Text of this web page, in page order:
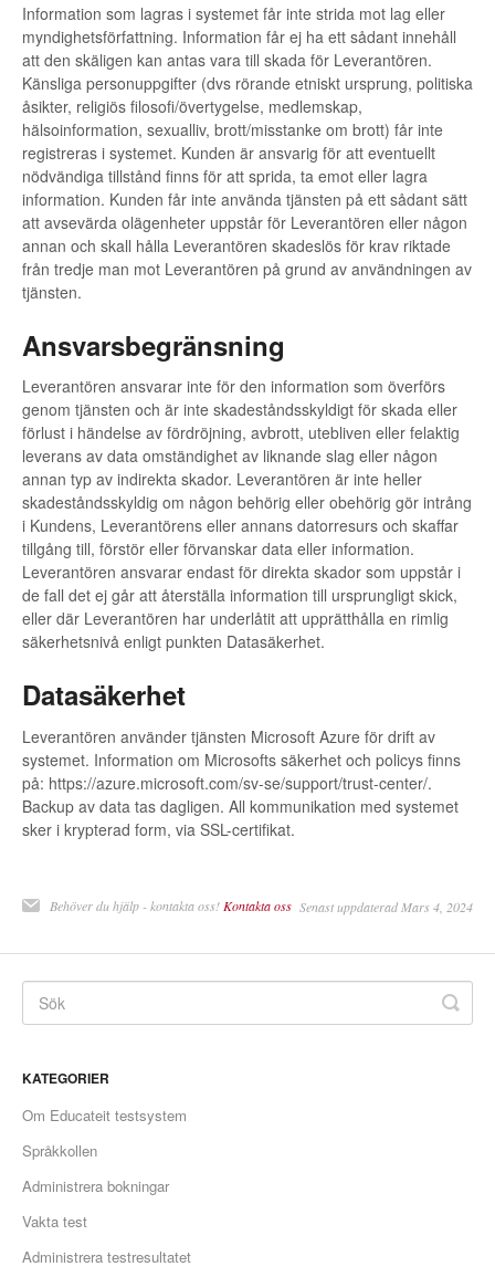
Information som lagras i systemet får inte strida mot lag eller
myndighetsförfattning. Information får ej ha ett sådant innehåll
att den skäligen kan antas vara till skada för Leverantören.
Känsliga personuppgifter (dvs rörande etniskt ursprung, politiska
åsikter, religiös filosofi/övertygelse, medlemskap,
hälsoinformation, sexualliv, brott/misstanke om brott) får inte
registreras i systemet. Kunden är ansvarig för att eventuellt
nödvändiga tillstånd finns för att sprida, ta emot eller lagra
information. Kunden får inte använda tjänsten på ett sådant sätt
att avsevärda olägenheter uppstår för Leverantören eller någon
annan och skall hålla Leverantören skadeslös för krav riktade
från tredje man mot Leverantören på grund av användningen av
tjänsten.
Ansvarsbegränsning
Leverantören ansvarar inte för den information som överförs
genom tjänsten och är inte skadeståndsskyldigt för skada eller
förlust i händelse av fördröjning, avbrott, utebliven eller felaktig
leverans av data omständighet av liknande slag eller någon
annan typ av indirekta skador. Leverantören är inte heller
skadeståndsskyldig om någon behörig eller obehörig gör intrång
i Kundens, Leverantörens eller annans datorresurs och skaffar
tillgång till, förstör eller förvanskar data eller information.
Leverantören ansvarar endast för direkta skador som uppstår i
de fall det ej går att återställa information till ursprungligt skick,
eller där Leverantören har underlåtit att upprätthålla en rimlig
säkerhetsnivå enligt punkten Datasäkerhet.
Datasäkerhet
Leverantören använder tjänsten Microsoft Azure för drift av
systemet. Information om Microsofts säkerhet och policys finns
på: https://azure.microsoft.com/sv-se/support/trust-center/.
Backup av data tas dagligen. All kommunikation med systemet
sker i krypterad form, via SSL-certifikat.
Behöver du hjälp - kontakta oss! Kontakta oss Senast uppdaterad Mars 4, 2024
KATEGORIER
Om Educateit testsystem
Språkkollen
Administrera bokningar
Vakta test
Administrera testresultatet